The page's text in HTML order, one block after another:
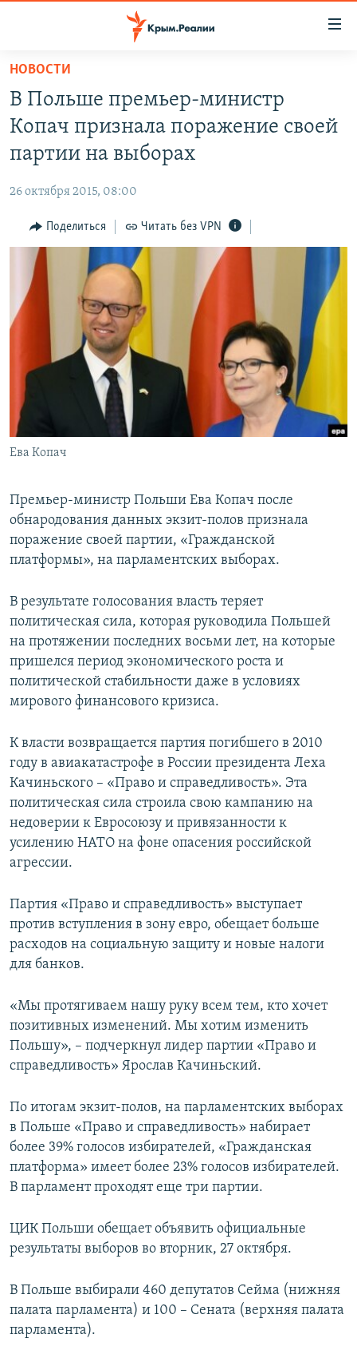
Вернуться
основному
содержанию
главной
навигации
Вернутся
поиску
11 ЛЕТ ОККУПАЦИИ КРЫМА. 11 ИСТОРИЙ СОПРОТИВЛЕНИЯ
ЕЩЕ
ИНТЕРАКТИВ
ИНФОГРАФИКА
ТЕЛЕПРОЕКТ КРЫМ.РЕАЛИИ
СОВЕТЫ ПРАВОЗАЩИТНИКОВ
ПРОПАВШИЕ БЕЗ ВЕСТИ
ПОБЕДИТЕЛЕЙ НЕ СУДЯТ?
КРЫМ.НЕПОКОРЕННЫЙ
УКРАИНСКАЯ ПРОБЛЕМА КРЫМА
РАДІО СВОБОДА
КАК ОБОЙТИ БЛОКИРОВКУ
Українською
Qırımtatar
ПРИСОЕДИНЯЙТЕСЬ!
НОВОСТИ
В Польше премьер-министр
Копач признала поражение своей
партии на выборах
26 октября 2015, 08:00
Поделиться Читать без VPN
Ева Копач
Премьер-министр Польши Ева Копач после
обнародования данных экзит-полов признала
поражение своей партии, «Гражданской
платформы», на парламентских выборах.
В результате голосования власть теряет
политическая сила, которая руководила Польшей
на протяжении последних восьми лет, на которые
пришелся период экономического роста и
политической стабильности даже в условиях
мирового финансового кризиса.
К власти возвращается партия погибшего в 2010
году в авиакатастрофе в России президента Леха
Качиньского – «Право и справедливость». Эта
политическая сила строила свою кампанию на
недоверии к Евросоюзу и привязанности к
усилению НАТО на фоне опасения российской
агрессии.
Партия «Право и справедливость» выступает
против вступления в зону евро, обещает больше
расходов на социальную защиту и новые налоги
для банков.
«Мы протягиваем нашу руку всем тем, кто хочет
позитивных изменений. Мы хотим изменить
Польшу», – подчеркнул лидер партии «Право и
справедливость» Ярослав Качиньский.
По итогам экзит-полов, на парламентских выборах
в Польше «Право и справедливость» набирает
более 39% голосов избирателей, «Гражданская
платформа» имеет более 23% голосов избирателей.
В парламент проходят еще три партии.
ЦИК Польши обещает объявить официальные
результаты выборов во вторник, 27 октября.
В Польше выбирали 460 депутатов Сейма (нижняя
палата парламента) и 100 – Сената (верхняя палата
парламента).